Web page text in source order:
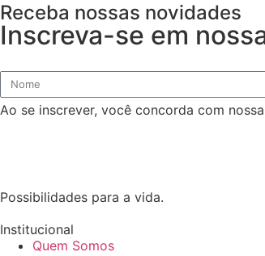
Receba nossas novidades
Inscreva-se em
Ao se inscrever, você concorda com nossa
Possibilidades para a vida.
Institucional
Quem Somos